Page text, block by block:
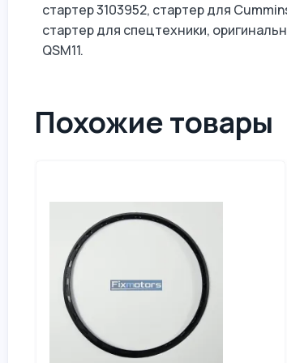
стартер 3103952, стартер для
стартер для спецтехники,
QSM11.
Похожие товары